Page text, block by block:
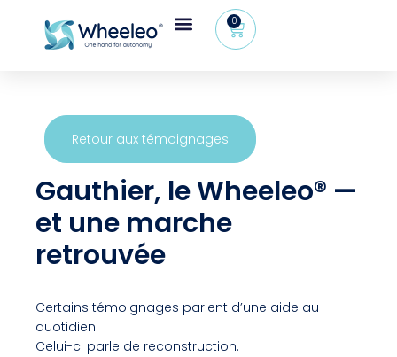
0
Retour aux témoignages
Gauthier, le Wheeleo® —
et une marche
retrouvée
Certains témoignages parlent d’une aide au
quotidien.
Celui-ci parle de reconstruction.